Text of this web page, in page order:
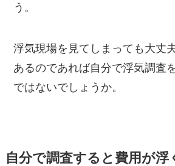
う。
浮気現場を見てしまっても大丈
あるのであれば自分で浮気調査
ではないでしょうか。
自分で調査すると費用が